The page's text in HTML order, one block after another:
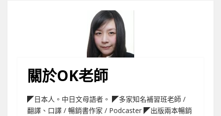
關於OK老師
◤日本人。中日文母語者。 ◤多家知名補習班老師 /
翻譯、口譯 / 暢銷書作家 / Podcaster ◤出版兩本暢銷